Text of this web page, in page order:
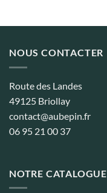
NOUS CONTACTER
Route des Landes
49125 Briollay
contact@aubepin.fr
06 95 21 00 37
NOTRE CATALOGUE